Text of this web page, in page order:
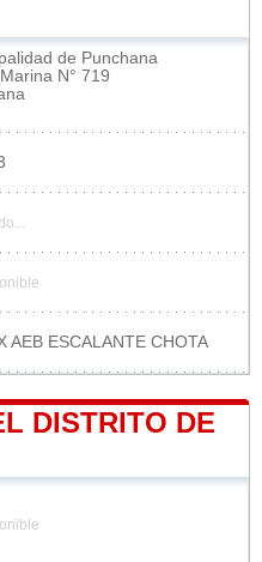
de Punchana
N° 719
AEB ESCALANTE CHOTA
DISTRITO DE